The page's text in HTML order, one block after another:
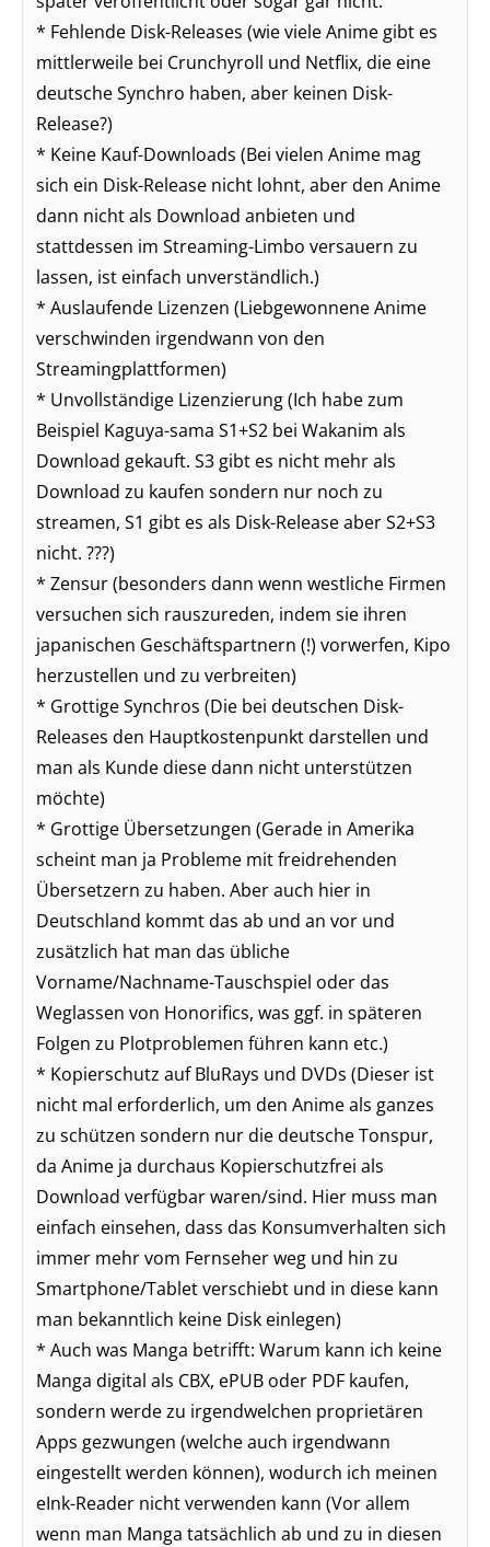
* Fehlende Disk-Releases (wie viele Anime gibt es
mittlerweile bei Crunchyroll und Netflix, die eine
deutsche Synchro haben, aber keinen Disk-
Release?)
* Keine Kauf-Downloads (Bei vielen Anime mag
sich ein Disk-Release nicht lohnt, aber den Anime
dann nicht als Download anbieten und
stattdessen im Streaming-Limbo versauern zu
lassen, ist einfach unverständlich.)
* Auslaufende Lizenzen (Liebgewonnene Anime
verschwinden irgendwann von den
Streamingplattformen)
* Unvollständige Lizenzierung (Ich habe zum
Beispiel Kaguya-sama S1+S2 bei Wakanim als
Download gekauft. S3 gibt es nicht mehr als
Download zu kaufen sondern nur noch zu
streamen, S1 gibt es als Disk-Release aber S2+S3
nicht. ???)
* Zensur (besonders dann wenn westliche Firmen
versuchen sich rauszureden, indem sie ihren
japanischen Geschäftspartnern (!) vorwerfen, Kipo
herzustellen und zu verbreiten)
* Grottige Synchros (Die bei deutschen Disk-
Releases den Hauptkostenpunkt darstellen und
man als Kunde diese dann nicht unterstützen
möchte)
* Grottige Übersetzungen (Gerade in Amerika
scheint man ja Probleme mit freidrehenden
Übersetzern zu haben. Aber auch hier in
Deutschland kommt das ab und an vor und
zusätzlich hat man das übliche
Vorname/Nachname-Tauschspiel oder das
Weglassen von Honorifics, was ggf. in späteren
Folgen zu Plotproblemen führen kann etc.)
* Kopierschutz auf BluRays und DVDs (Dieser ist
nicht mal erforderlich, um den Anime als ganzes
zu schützen sondern nur die deutsche Tonspur,
da Anime ja durchaus Kopierschutzfrei als
Download verfügbar waren/sind. Hier muss man
einfach einsehen, dass das Konsumverhalten sich
immer mehr vom Fernseher weg und hin zu
Smartphone/Tablet verschiebt und in diese kann
man bekanntlich keine Disk einlegen)
* Auch was Manga betrifft: Warum kann ich keine
Manga digital als CBX, ePUB oder PDF kaufen,
sondern werde zu irgendwelchen proprietären
Apps gezwungen (welche auch irgendwann
eingestellt werden können), wodurch ich meinen
eInk-Reader nicht verwenden kann (Vor allem
wenn man Manga tatsächlich ab und zu in diesen